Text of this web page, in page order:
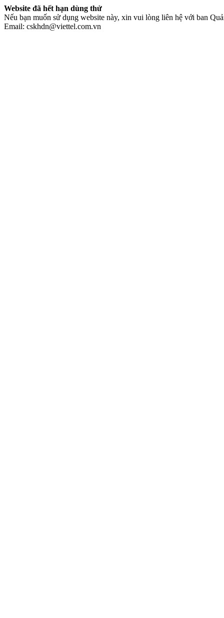
Website đã hết hạn dùng thử
Nếu bạn muốn sử dụng website này, xin vui lòng liên hệ với ban
Email: cskhdn@viettel.com.vn